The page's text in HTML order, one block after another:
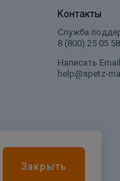
Контакты
Служба
8 (800) 25 05
Написать Email
help@spetz-
Закрыть